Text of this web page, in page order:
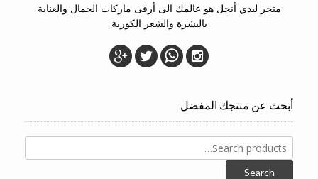
متجر ليدي أنجل هو عالمك الى أرقى ماركات الجمال والعناية
بالبشرة والشعر الكورية
أبحث عن منتجك المفضل
Search
for:
Search